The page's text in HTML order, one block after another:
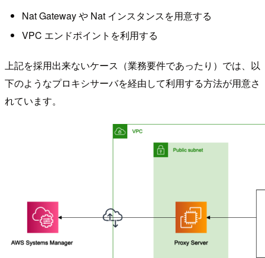
Nat Gateway や Nat インスタンスを用意する
VPC エンドポイントを利用する
上記を採用出来ないケース（業務要件であったり）では、以
下のようなプロキシサーバを経由して利用する方法が用意さ
れています。